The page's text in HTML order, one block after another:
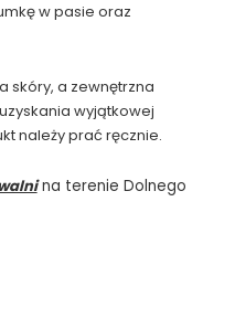
w pasie oraz
skóry, a zewnętrzna
wyjątkowej
należy prać ręcznie.
na terenie Dolnego